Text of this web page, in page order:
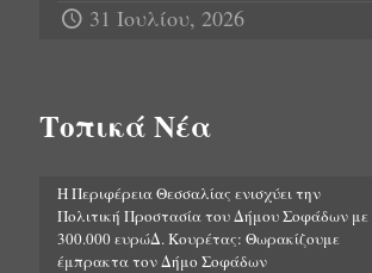
31 Ιουλίου, 2026
Τοπικά Νέα
Η Περιφέρεια Θεσσαλίας ενισχύει την
Πολιτική Προστασία του Δήμου Σοφάδων με
300.000 ευρώΔ. Κουρέτας: Θωρακίζουμε
έμπρακτα τον Δήμο Σοφάδων